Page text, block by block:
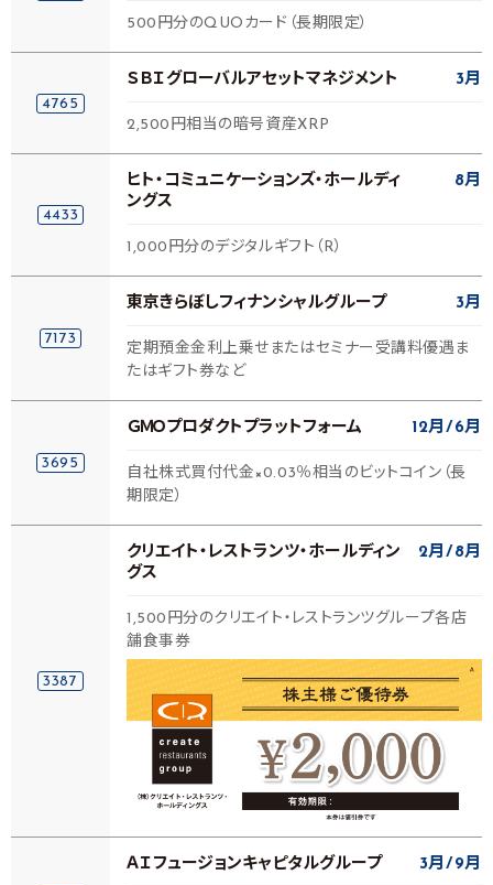
500円分のQUOカード（長期限定）
4765
ＳＢＩグローバルアセットマネジメント 3月
2,500円相当の暗号資産XRP
4433
ヒト・コミュニケーションズ・ホールディ
ングス
8月
1,000円分のデジタルギフト（R）
7173
東京きらぼしフィナンシャルグループ 3月
定期預金金利上乗せまたはセミナー受講料優遇ま
たはギフト券など
3695
ＧＭＯプロダクトプラットフォーム 12月 6月
自社株式買付代金×0.03％相当のビットコイン（長
期限定）
3387
クリエイト・レストランツ・ホールディン
グス
2月 8月
1,500円分のクリエイト・レストランツグループ各店
舗食事券
ＡＩフュージョンキャピタルグループ 3月 9月